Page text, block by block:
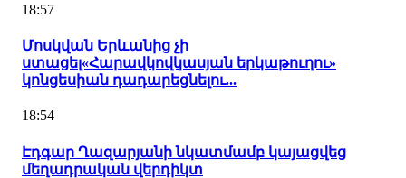
18:57
Մոսկվան Երևանից չի
ստացել«Հարավկովկասյան երկաթուղու»
կոնցեսիան դադարեցնելու...
18:54
Էդգար Ղազարյանի նկատմամբ կայացվեց
մեղադրական վերդիկտ